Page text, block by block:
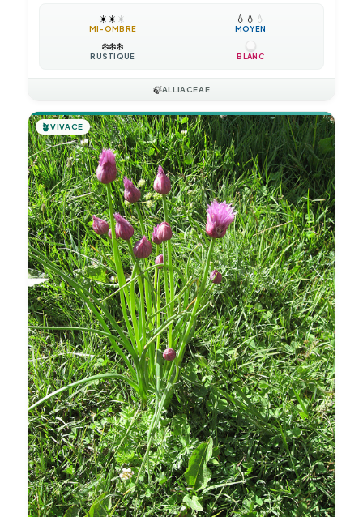
☀️☀️☀️
MI-OMBRE
💧 💧 💧
MOYEN
❄️❄️❄️
RUSTIQUE BLANC
🍃ALLIACEAE
🪴VIVACE